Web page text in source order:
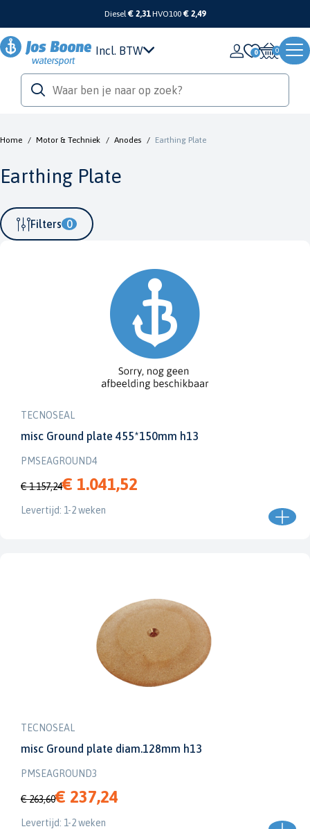
Diesel€ 2,31 HVO100 € 2,49
Incl. BTW 0
Home / Motor & Techniek / Anodes / Earthing Plate
Earthing Plate
Filters 0
TECNOSEAL
misc Ground plate 455*150mm h13
PMSEAGROUND4
€ 1.157,24€ 1.041,52
Levertijd: 1-2 weken
TECNOSEAL
misc Ground plate diam.128mm h13
PMSEAGROUND3
€ 263,60€ 237,24
Levertijd: 1-2 weken